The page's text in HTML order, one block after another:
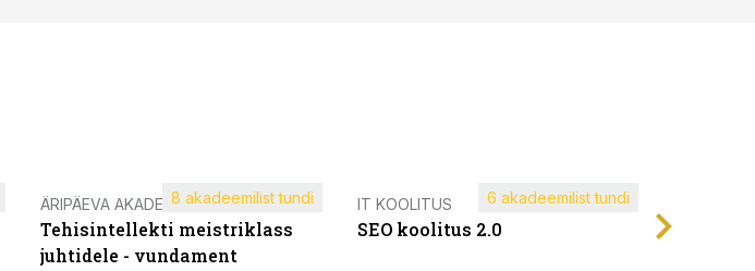
ÄRIPÄEVA AKADEEMIA
Tehisintellekti meistriklass
juhtidele - vundament
8 akadeemilist tundi IT KOOLITUS
SEO koolitus 2.0
6 akadeemilist tundi